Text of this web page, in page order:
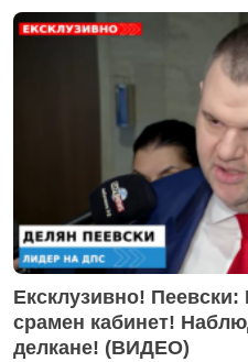
Ексклузивно!
срамен кабинет!
делкане! (ВИДЕО)